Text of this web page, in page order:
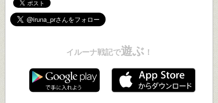
イルーナ戦記で遊ぶ ！